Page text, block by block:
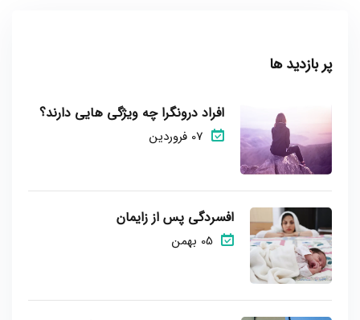
پر بازدید ها
افراد درونگرا چه ویژگی هایی دارند؟
07 فروردین
افسردگی پس از زایمان
05 بهمن